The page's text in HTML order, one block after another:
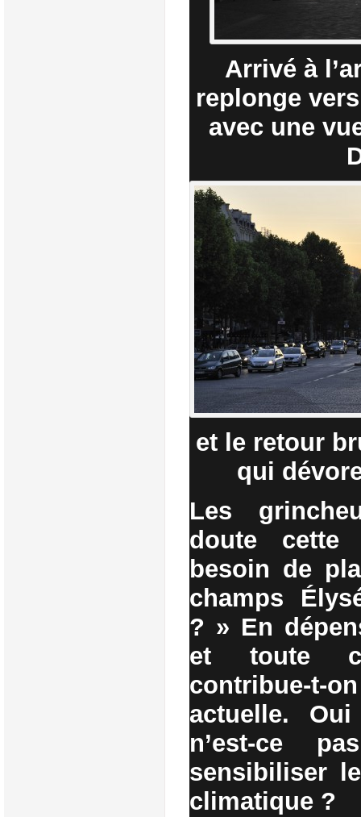
Arrivé à
replonge
avec une
et le retour
qui
Les
doute cette
besoin de
champs
? » En
et toute
contribue-
actuelle.
n’est-ce
sensibiliser
climatique ?